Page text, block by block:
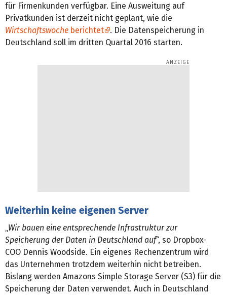
für Firmenkunden verfügbar. Eine Ausweitung auf
Privatkunden ist derzeit nicht geplant, wie die
Wirtschaftswoche berichtet
. Die Datenspeicherung in
Deutschland soll im dritten Quartal 2016 starten.
Weiterhin keine eigenen Server
Wir bauen eine entsprechende Infrastruktur zur
Speicherung der Daten in Deutschland auf“, so Dropbox-
COO Dennis Woodside. Ein eigenes Rechenzentrum wird
das Unternehmen trotzdem weiterhin nicht betreiben.
Bislang werden Amazons Simple Storage Server (S3) für die
Speicherung der Daten verwendet. Auch in Deutschland